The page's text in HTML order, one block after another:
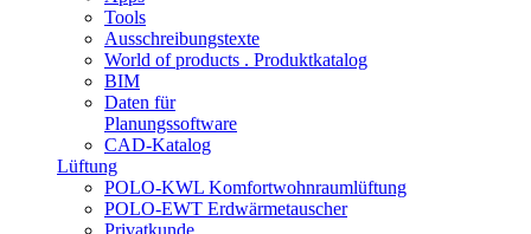
Tools
Ausschreibungstexte
World of products . Produktkatalog
BIM
Daten für
Planungssoftware
CAD-Katalog
Lüftung
POLO-KWL Komfortwohnraumlüftung
POLO-EWT Erdwärmetauscher